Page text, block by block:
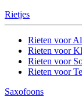
Rietjes
Rieten voor
Rieten voor
Rieten voor
Rieten voor
Saxofoons